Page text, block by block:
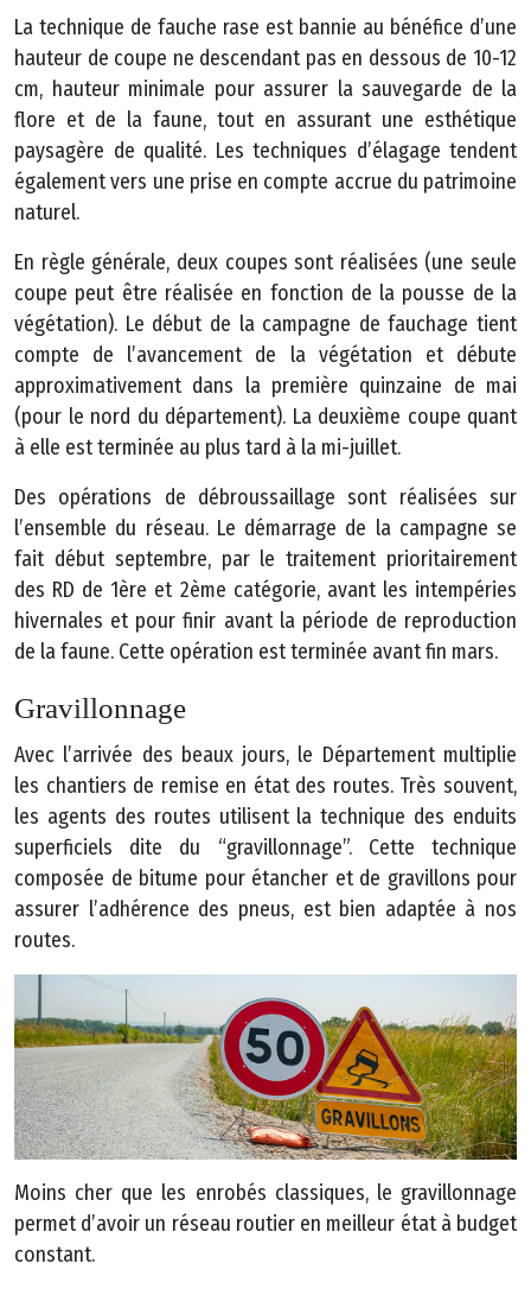
La technique de fauche rase est bannie au bénéfice d’une
hauteur de coupe ne descendant pas en dessous de 10-12
cm, hauteur minimale pour assurer la sauvegarde de la
flore et de la faune, tout en assurant une esthétique
paysagère de qualité. Les techniques d’élagage tendent
également vers une prise en compte accrue du patrimoine
naturel.
En règle générale, deux coupes sont réalisées (une seule
coupe peut être réalisée en fonction de la pousse de la
végétation). Le début de la campagne de fauchage tient
compte de l’avancement de la végétation et débute
approximativement dans la première quinzaine de mai
(pour le nord du département). La deuxième coupe quant
à elle est terminée au plus tard à la mi-juillet.
Des opérations de débroussaillage sont réalisées sur
l’ensemble du réseau. Le démarrage de la campagne se
fait début septembre, par le traitement prioritairement
des RD de 1ère et 2ème catégorie, avant les intempéries
hivernales et pour finir avant la période de reproduction
de la faune. Cette opération est terminée avant fin mars.
Gravillonnage
Avec l’arrivée des beaux jours, le Département multiplie
les chantiers de remise en état des routes. Très souvent,
les agents des routes utilisent la technique des enduits
superficiels dite du “gravillonnage”. Cette technique
composée de bitume pour étancher et de gravillons pour
assurer l’adhérence des pneus, est bien adaptée à nos
routes.
Moins cher que les enrobés classiques, le gravillonnage
permet d’avoir un réseau routier en meilleur état à budget
constant.
ti
o
n
o
a
il
c
a
r
t
o
r
a
p
h
i
q
e
C
o
e
n
ti
o
n
s
l
é